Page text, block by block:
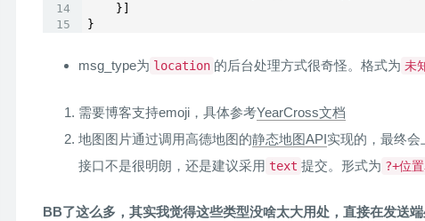
    }]
}
msg_type为 location 的后台处理方式很奇怪。格式为 未
需要博客支持emoji，具体参考YearCross文档
地图图片通过调用高德地图的静态地图API实现的，最终
接口不是很明朗，还是建议采用 text 提交。形式为 ?+位
BB了这么多，其实我觉得这些类型没啥太大用处，直接在发送